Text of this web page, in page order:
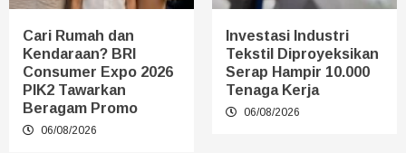
Cari Rumah dan
Kendaraan? BRI
Consumer Expo 2026
PIK2 Tawarkan
Beragam Promo
06/08/2026
Investasi Industri
Tekstil Diproyeksikan
Serap Hampir 10.000
Tenaga Kerja
06/08/2026